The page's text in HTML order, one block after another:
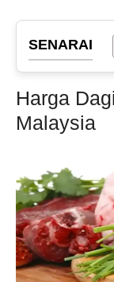
SENARAI
Harga
Malaysia